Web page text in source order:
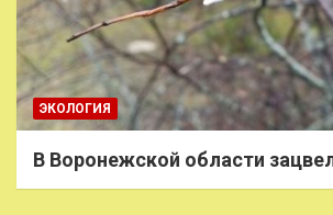
ЭКОЛОГИЯ
В Воронежской области